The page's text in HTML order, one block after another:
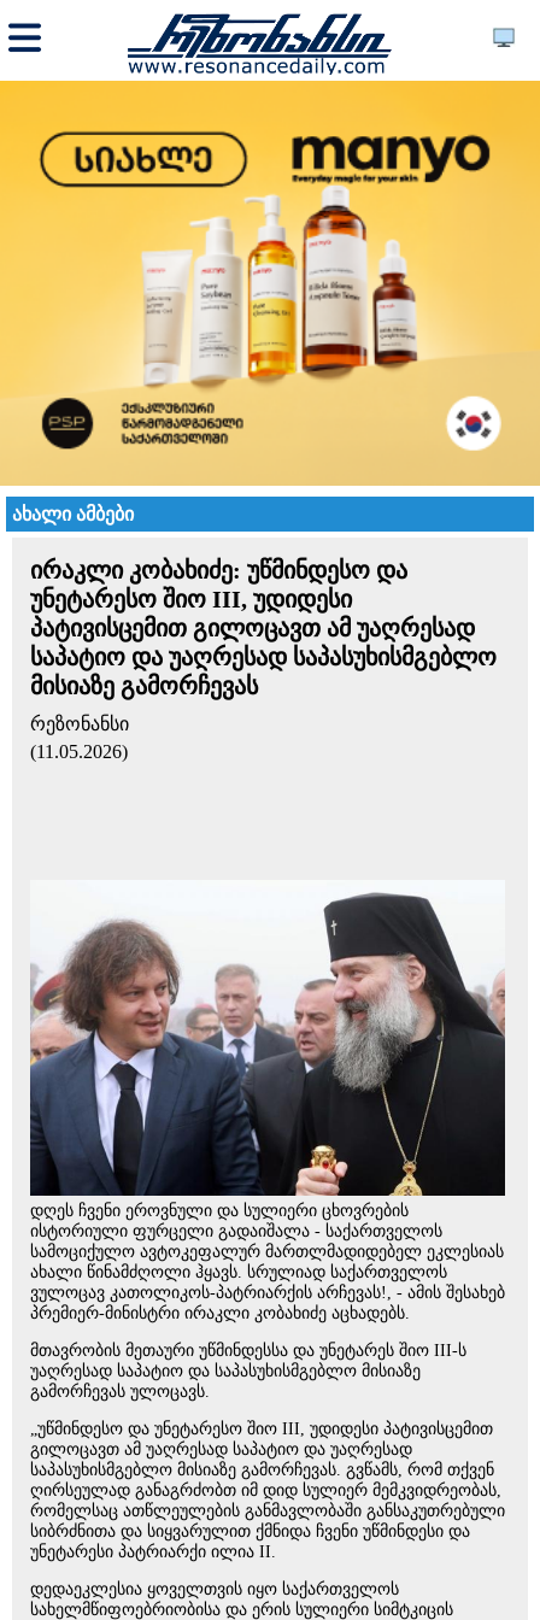
ახალი ამბები
ირაკლი კობახიძე: უწმინდესო და
უნეტარესო შიო III, უდიდესი
პატივისცემით გილოცავთ ამ უაღრესად
საპატიო და უაღრესად საპასუხისმგებლო
მისიაზე გამორჩევას
რეზონანსი
(11.05.2026)
დღეს ჩვენი ეროვნული და სულიერი ცხოვრების
ისტორიული ფურცელი გადაიშალა - საქართველოს
სამოციქულო ავტოკეფალურ მართლმადიდებელ ეკლესიას
ახალი წინამძღოლი ჰყავს. სრულიად საქართველოს
ვულოცავ კათოლიკოს-პატრიარქის არჩევას!, - ამის შესახებ
პრემიერ-მინისტრი ირაკლი კობახიძე აცხადებს.
მთავრობის მეთაური უწმინდესსა და უნეტარეს შიო III-ს
უაღრესად საპატიო და საპასუხისმგებლო მისიაზე
გამორჩევას ულოცავს.
„უწმინდესო და უნეტარესო შიო III, უდიდესი პატივისცემით
გილოცავთ ამ უაღრესად საპატიო და უაღრესად
საპასუხისმგებლო მისიაზე გამორჩევას. გვწამს, რომ თქვენ
ღირსეულად განაგრძობთ იმ დიდ სულიერ მემკვიდრეობას,
რომელსაც ათწლეულების განმავლობაში განსაკუთრებული
სიბრძნითა და სიყვარულით ქმნიდა ჩვენი უწმინდესი და
უნეტარესი პატრიარქი ილია II.
დედაეკლესია ყოველთვის იყო საქართველოს
სახელმწიფოებრიობისა და ერის სულიერი სიმტკიცის